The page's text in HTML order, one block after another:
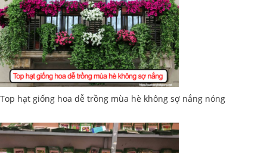
Top hạt giống hoa dễ trồng mùa hè không sợ nắng nóng